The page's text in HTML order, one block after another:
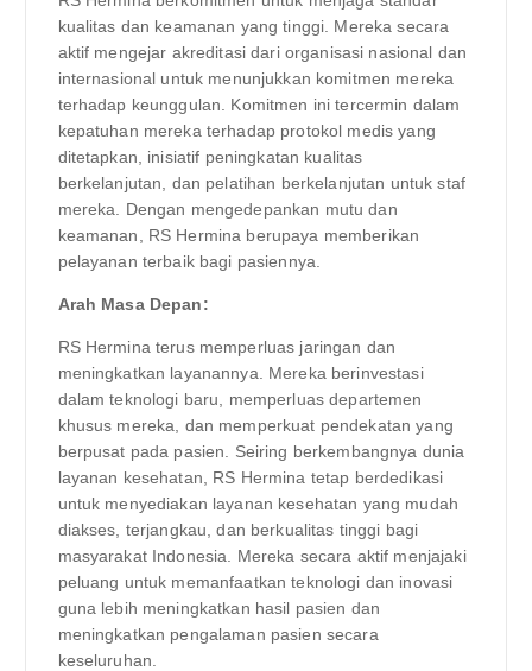
kualitas dan keamanan yang tinggi. Mereka secara
aktif mengejar akreditasi dari organisasi nasional dan
internasional untuk menunjukkan komitmen mereka
terhadap keunggulan. Komitmen ini tercermin dalam
kepatuhan mereka terhadap protokol medis yang
ditetapkan, inisiatif peningkatan kualitas
berkelanjutan, dan pelatihan berkelanjutan untuk staf
mereka. Dengan mengedepankan mutu dan
keamanan, RS Hermina berupaya memberikan
pelayanan terbaik bagi pasiennya.
Arah Masa Depan:
RS Hermina terus memperluas jaringan dan
meningkatkan layanannya. Mereka berinvestasi
dalam teknologi baru, memperluas departemen
khusus mereka, dan memperkuat pendekatan yang
berpusat pada pasien. Seiring berkembangnya dunia
layanan kesehatan, RS Hermina tetap berdedikasi
untuk menyediakan layanan kesehatan yang mudah
diakses, terjangkau, dan berkualitas tinggi bagi
masyarakat Indonesia. Mereka secara aktif menjajaki
peluang untuk memanfaatkan teknologi dan inovasi
guna lebih meningkatkan hasil pasien dan
meningkatkan pengalaman pasien secara
keseluruhan.